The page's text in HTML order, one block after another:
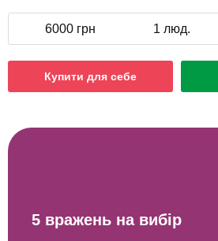
6000 грн 1 люд.
Купити для себе
5 вражень на вибір